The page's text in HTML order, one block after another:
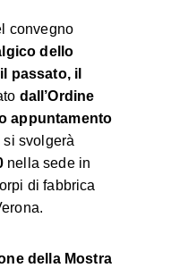
convegno
dello
passato, il
dall’Ordine
appuntamento
svolgerà
nella sede in
di fabbrica
della Mostra